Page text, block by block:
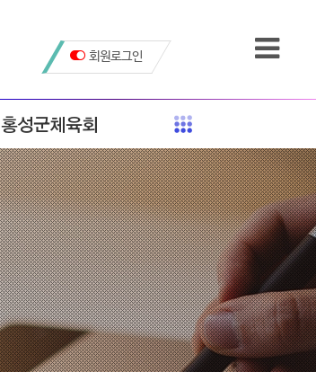
회원로그인
홍성군체육회